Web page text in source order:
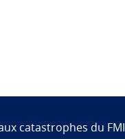
catastrophes du FMI